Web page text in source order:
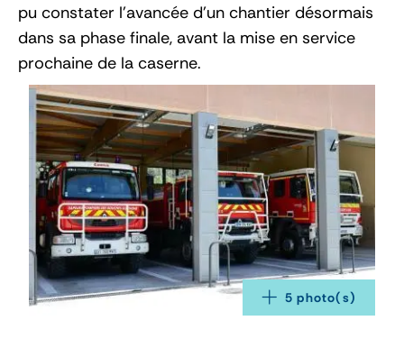
pu constater l’avancée d’un chantier désormais
dans sa phase finale, avant la mise en service
prochaine de la caserne.
5 photo(s)